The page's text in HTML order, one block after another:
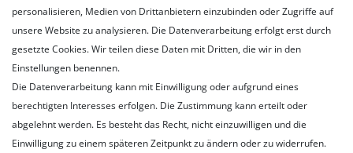
Unternehmen
personalisieren, Medien von Drittanbietern einzubinden oder Zugriffe auf
unsere Website zu analysieren. Die Datenverarbeitung erfolgt erst durch
gesetzte Cookies. Wir teilen diese Daten mit Dritten, die wir in den
Einstellungen benennen.
Die Datenverarbeitung kann mit Einwilligung oder aufgrund eines
berechtigten Interesses erfolgen. Die Zustimmung kann erteilt oder
abgelehnt werden. Es besteht das Recht, nicht einzuwilligen und die
Einwilligung zu einem späteren Zeitpunkt zu ändern oder zu widerrufen.